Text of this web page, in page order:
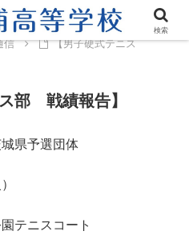
信
【男子硬式テニス
部 戦績報告】
県予選団体
テニスコート
検索